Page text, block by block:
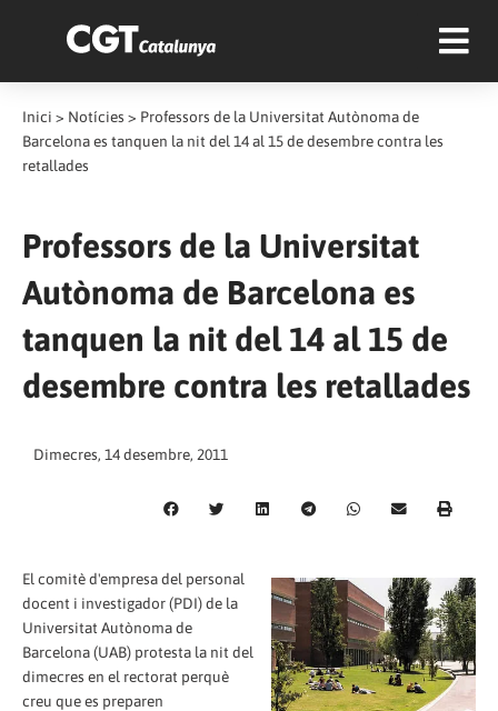
Inici > Notícies > Professors de la Universitat Autònoma de
Barcelona es tanquen la nit del 14 al 15 de desembre contra les
retallades
Professors de la Universitat
Autònoma de Barcelona es
tanquen la nit del 14 al 15 de
desembre contra les retallades
Dimecres, 14 desembre, 2011
El comitè d'empresa del personal
docent i investigador (PDI) de la
Universitat Autònoma de
Barcelona (UAB) protesta la nit del
dimecres en el rectorat perquè
creu que es preparen